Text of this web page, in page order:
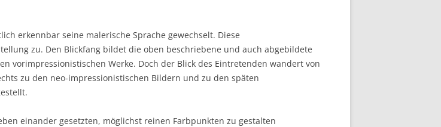
erkennbar seine malerische Sprache gewechselt. Diese
zu. Den Blickfang bildet die oben beschriebene und auch abgebildete
vorimpressionistischen Werke. Doch der Blick des Eintretenden wandert von
zu den neo-impressionistischen Bildern und zu den späten
einander gesetzten, möglichst reinen Farbpunkten zu gestalten